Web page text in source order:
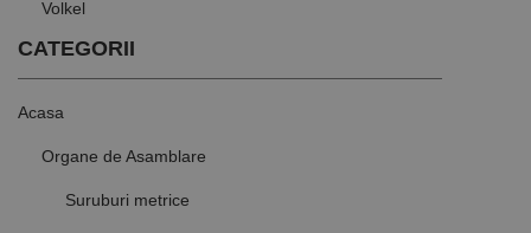
Volkel
CATEGORII
Acasa
Organe de Asamblare
Suruburi metrice